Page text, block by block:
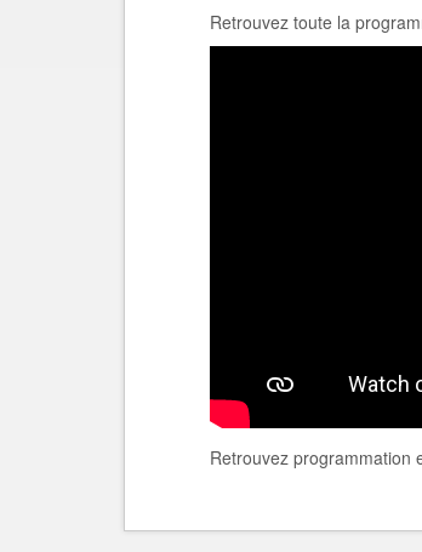
Retrouvez toute la
Retrouvez programmation